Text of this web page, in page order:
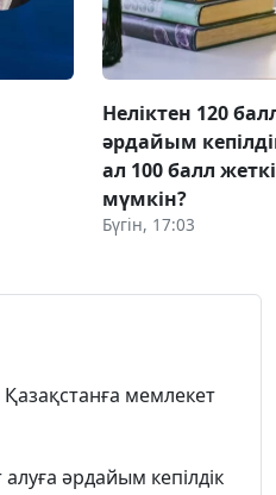
Неліктен 120
әрдайым
ал 100 балл
мүмкін?
Бүгін, 17:03
мемлекет
әрдайым кепілдік